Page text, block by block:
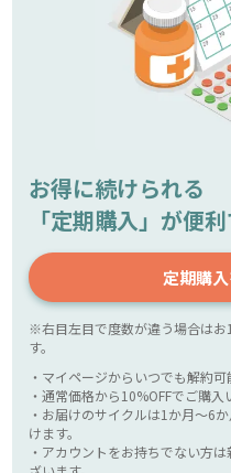
お得に続けられる
「定期購入」が便利
定期購
※右目左目で度数が違う場合はお
す。
・マイページからいつでも解約可
・通常価格から10%OFFでご購入
・お届けのサイクルは1か月～6
けます。
・アカウントをお持ちでない方